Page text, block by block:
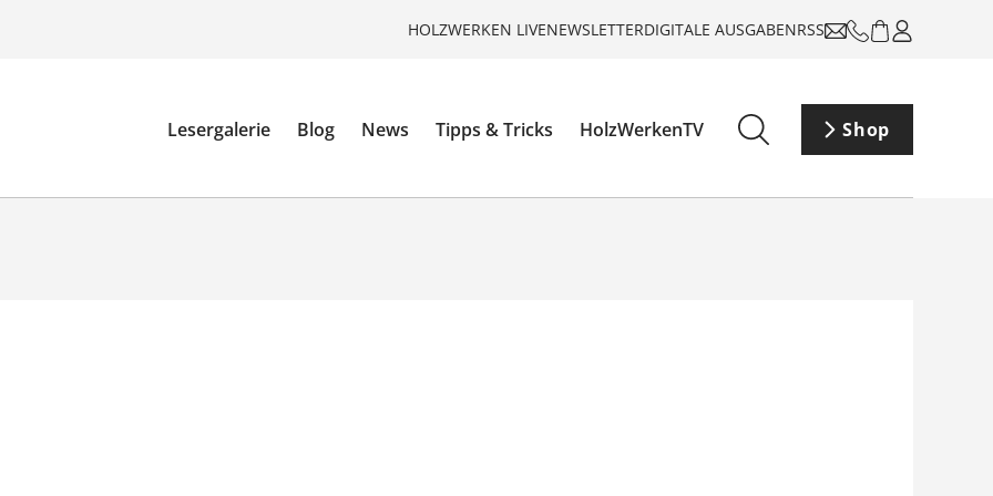
HOLZWERKEN LIVENEWSLETTERDIGITALE AUSGABENRSS
Lesergalerie Blog News Tipps & Tricks HolzWerkenTV Shop